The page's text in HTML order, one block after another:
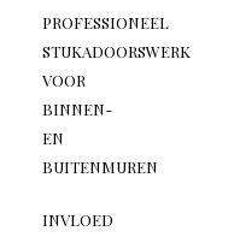
PROFESSIONEEL
STUKADOORSWERK
VOOR
BINNEN-
EN
BUITENMUREN
INVLOED